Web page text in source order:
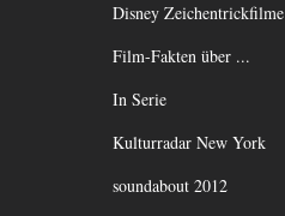
Disney Zeichentrickfilme
Film-Fakten über ...
In Serie
Kulturradar New York
soundabout 2012